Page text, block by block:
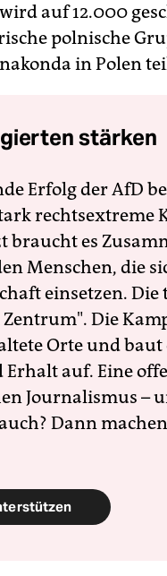
auf 12.000
polnische
in Polen
stärken
Erfolg der AfD
rechtsextreme
braucht es
Menschen, die
einsetzen.
Die
Orte und
Erhalt auf. Eine
Journalismus –
Dann